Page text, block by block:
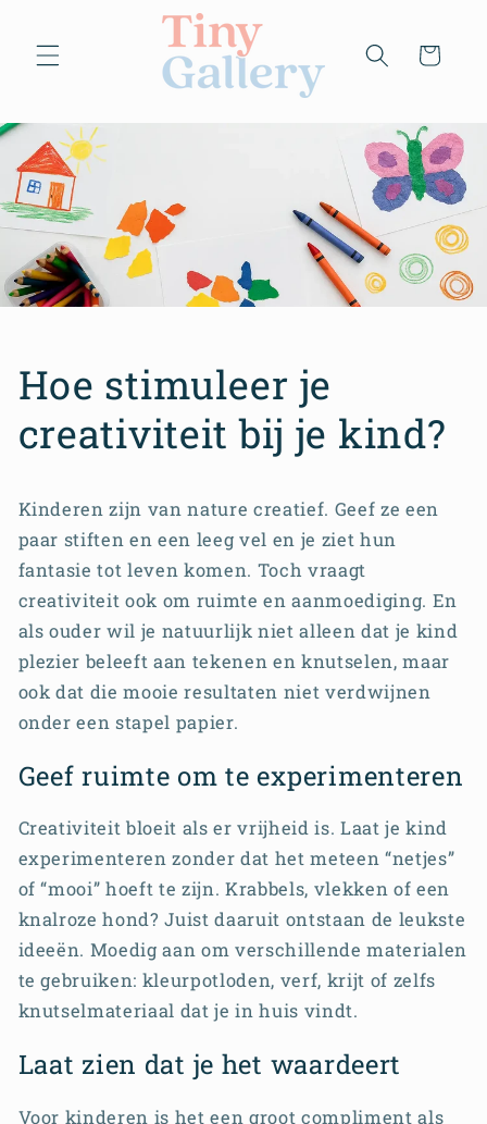
content
Hoe stimuleer je
creativiteit bij je kind?
Kinderen zijn van nature creatief. Geef ze een
paar stiften en een leeg vel en je ziet hun
fantasie tot leven komen. Toch vraagt
creativiteit ook om ruimte en aanmoediging. En
als ouder wil je natuurlijk niet alleen dat je kind
plezier beleeft aan tekenen en knutselen, maar
ook dat die mooie resultaten niet verdwijnen
onder een stapel papier.
Geef ruimte om te experimenteren
Creativiteit bloeit als er vrijheid is. Laat je kind
experimenteren zonder dat het meteen “netjes”
of “mooi” hoeft te zijn. Krabbels, vlekken of een
knalroze hond? Juist daaruit ontstaan de leukste
ideeën. Moedig aan om verschillende materialen
te gebruiken: kleurpotloden, verf, krijt of zelfs
knutselmateriaal dat je in huis vindt.
Laat zien dat je het waardeert
Voor kinderen is het een groot compliment als